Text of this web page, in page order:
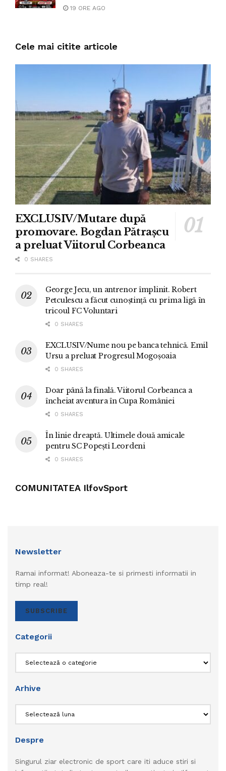
19 ORE AGO
Cele mai citite articole
EXCLUSIV/Mutare după
promovare. Bogdan Pătrașcu
a preluat Viitorul Corbeanca
0 SHARES
George Jecu, un antrenor împlinit. Robert
Petculescu a făcut cunoștință cu prima ligă în
tricoul FC Voluntari
0 SHARES
EXCLUSIV/Nume nou pe banca tehnică. Emil
Ursu a preluat Progresul Mogoșoaia
0 SHARES
Doar până la finală. Viitorul Corbeanca a
încheiat aventura în Cupa României
0 SHARES
În linie dreaptă. Ultimele două amicale
pentru SC Popești Leordeni
0 SHARES
COMUNITATEA IlfovSport
Newsletter
Ramai informat! Aboneaza-te si primesti informatii in
timp real!
SUBSCRIBE
Categorii
Arhive
Despre
Singurul ziar electronic de sport care iti aduce stiri si